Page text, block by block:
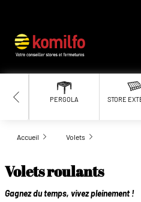
PERGOLA STORE
Accueil Volets
Volets roulants
Gagnez du temps, vivez pleinement !